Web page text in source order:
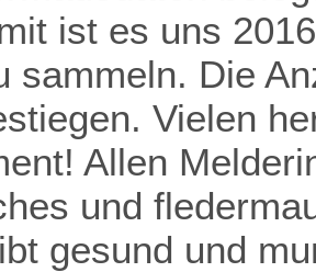
ist es uns
sammeln. Die
Vielen
Allen
und
gesund und